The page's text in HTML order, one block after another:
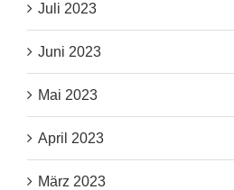
Juli 2023
Juni 2023
Mai 2023
April 2023
März 2023